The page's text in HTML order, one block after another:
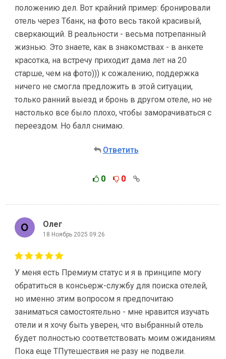
положению дел. Вот крайний пример: бронировали
отель через Тбанк, на фото весь такой красивый,
сверкающий. В реальности - весьма потрепанный
жизнью. Это знаете, как в знакомствах - в анкете
красотка, на встречу приходит дама лет на 20
старше, чем на фото))) к сожалению, поддержка
ничего не смогла предложить в этой ситуации,
только ранний выезд и бронь в другом отеле, но не
настолько все было плохо, чтобы заморачиваться с
переездом. Но балл снимаю.
Ответить
0 0
Олег
18 Ноябрь 2025 09:26
У меня есть Премиум статус и я в принципе могу
обратиться в консьерж-службу для поиска отелей,
но именно этим вопросом я предпочитаю
заниматься самостоятельно - мне нравится изучать
отели и я хочу быть уверен, что выбранный отель
будет полностью соответствовать моим ожиданиям.
Пока еще ТПутешествия не разу не подвели.